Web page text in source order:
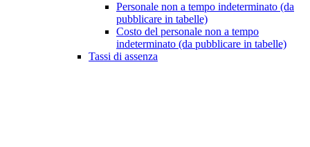
Personale non a tempo indeterminato (da
pubblicare in tabelle)
Costo del personale non a tempo
indeterminato (da pubblicare in tabelle)
Tassi di assenza